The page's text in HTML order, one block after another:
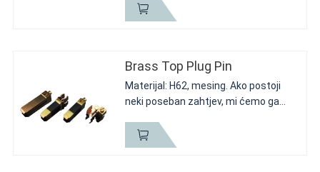
i završna obrada
Kratak opis: osnovni dio za
Brass Top Plug Pin
Materijal: H62, mesing. Ako postoji
neki poseban zahtjev, mi ćemo ga
slanje. Nakon završetka poslaćemo
Vam gotovi dio i otpadni materijal.